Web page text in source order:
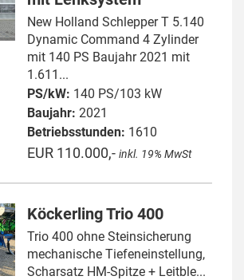
New Holland Schlepper T 5.140
Dynamic Command 4 Zylinder
mit 140 PS Baujahr 2021 mit
1.611...
PS/kW: 140 PS/103 kW
Baujahr: 2021
Betriebsstunden: 1610
EUR 110.000,- inkl. 19% MwSt
Köckerling Trio 400
Trio 400 ohne Steinsicherung
mechanische Tiefeneinstellung,
Scharsatz HM-Spitze + Leitble...